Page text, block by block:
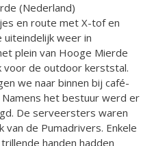
(Nederland)
en route met X-tof en
uiteindelijk weer in
plein van Hooge Mierde
voor de outdoor kerststal.
we naar binnen bij café-
het bestuur werd er
De serveersters waren
van de Pumadrivers. Enkele
handen hadden